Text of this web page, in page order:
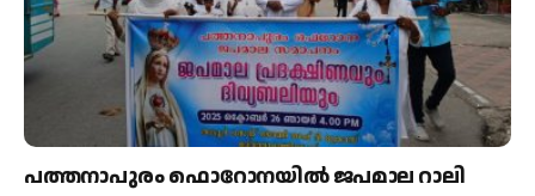
പത്തനാപുരം ഫൊറോനയിൽ ജപമാല റാലി